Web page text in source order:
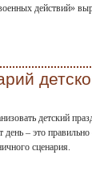
действий»
детский
день – это
сценария.